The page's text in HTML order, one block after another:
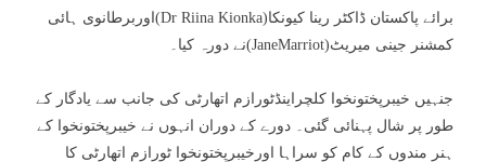
برائے پاکستان ڈاکٹر رینا کیونکا(Dr Riina Kionka)اوربرطانوی ہائی
کمشنر جینی میریٹ(JaneMarriot)نے دورہ کیا۔
جنہیں خیبرپختونخوا کلچراینڈٹورازم اتھارٹی کی جانب سے یادگار کے
طور پر شال پہنائی گئی۔ دورے کے دوران انہوں نے خیبرپختونخوا کے
ہنر مندوں کے کام کو سراہا اورخیبرپختونخوا ٹورازم اتھارٹی کا